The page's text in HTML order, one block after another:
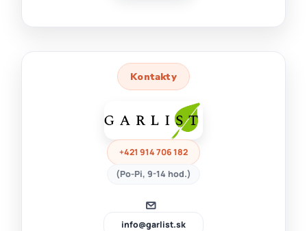
Kontakty
+421 914 706 182
(Po-Pi, 9-14 hod.)
info@garlist.sk